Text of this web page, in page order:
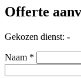
Offerte
Gekozen dienst: -
Naam *